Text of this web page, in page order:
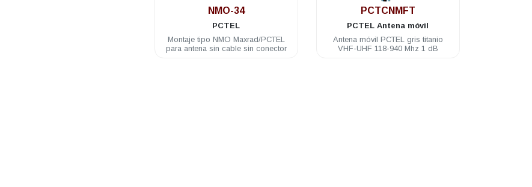
NMO-34
PCTEL
Montaje tipo NMO Maxrad/PCTEL
para antena sin cable sin conector
PCTCNMFT
PCTELAntena móvil
Antena móvil PCTEL gris titanio
VHF-UHF 118-940 Mhz 1 dB